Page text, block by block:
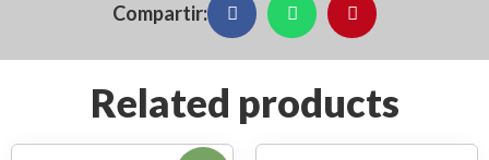
Compartir:
Related products